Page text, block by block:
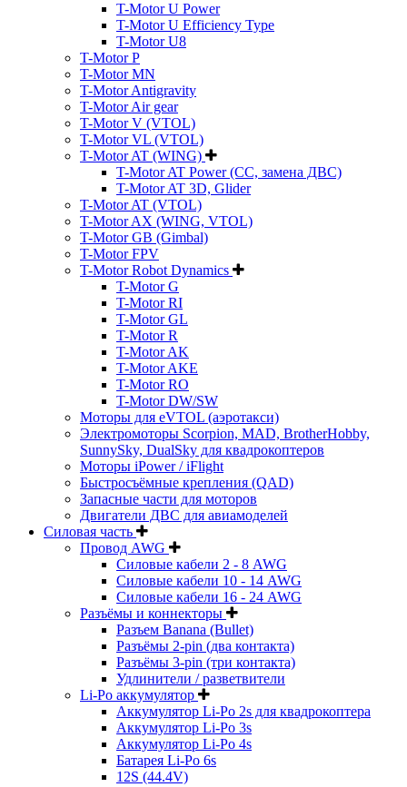
T-Motor U Power
T-Motor U Efficiency Type
T-Motor U8
T-Motor P
T-Motor MN
T-Motor Antigravity
T-Motor Air gear
T-Motor V (VTOL)
T-Motor VL (VTOL)
T-Motor AT (WING)
T-Motor AT Power (CC, замена ДВС)
T-Motor AT 3D, Glider
T-Motor AT (VTOL)
T-Motor AX (WING, VTOL)
T-Motor GB (Gimbal)
T-Motor FPV
T-Motor Robot Dynamics
T-Motor G
T-Motor RI
T-Motor GL
T-Motor R
T-Motor AK
T-Motor AKE
T-Motor RO
T-Motor DW/SW
Моторы для eVTOL (аэротакси)
Электромоторы Scorpion, MAD, BrotherHobby,
SunnySky, DualSky для квадрокоптеров
Моторы iPower / iFlight
Быстросъёмные крепления (QAD)
Запасные части для моторов
Двигатели ДВС для авиамоделей
Силовая часть
Провод AWG
Силовые кабели 2 - 8 AWG
Силовые кабели 10 - 14 AWG
Силовые кабели 16 - 24 AWG
Разъёмы и коннекторы
Разъем Banana (Bullet)
Разъёмы 2-pin (два контакта)
Разъёмы 3-pin (три контакта)
Удлинители / разветвители
Li-Po аккумулятор
Аккумулятор Li-Po 2s для квадрокоптера
Аккумулятор Li-Po 3s
Аккумулятор Li-Po 4s
Батарея Li-Po 6s
12S (44.4V)